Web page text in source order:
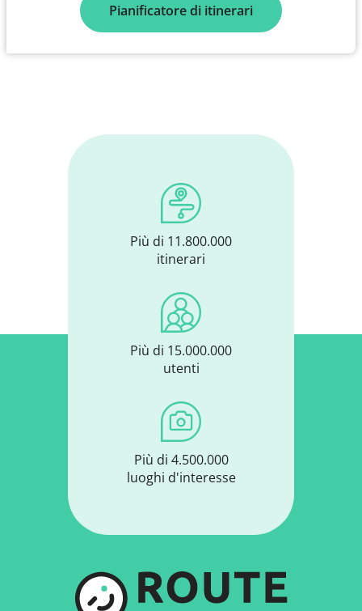
Pianificatore di itinerari
Più di 11.800.000
itinerari
Più di 15.000.000
utenti
Più di 4.500.000
luoghi d'interesse